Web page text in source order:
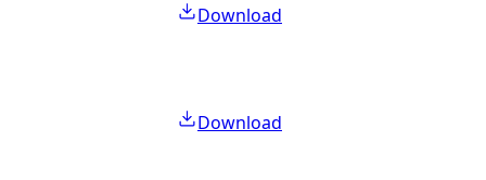
Download
Download